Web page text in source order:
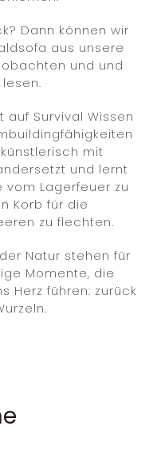
Dann können wir
aus unsere
und und
auf Survival Wissen
mit
und lernt
vom Lagerfeuer zu
Korb für die
zu flechten.
Natur stehen für
Momente, die
Herz führen: zurück